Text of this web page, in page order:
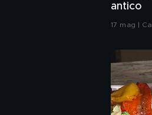
antico
17 mag |